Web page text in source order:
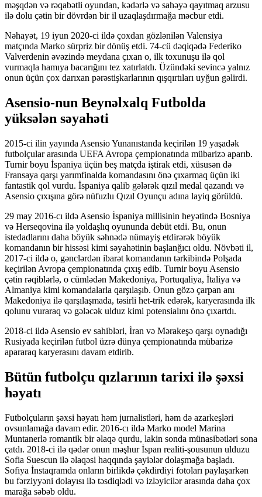
məşqdən və rəqabətli oyundan, kədərlə və sahəyə qayıtmaq arzusu
ilə dolu çətin bir dövrdən bir il uzaqlaşdırmağa məcbur etdi.
Nəhayət, 19 iyun 2020-ci ildə çoxdan gözlənilən Valensiya
matçında Marko sürpriz bir dönüş etdi. 74-cü dəqiqədə Federiko
Valverdenin əvəzində meydana çıxan o, ilk toxunuşu ilə qol
vurmaqla hamıya bacarığını tez xatırlatdı. Üzündəki sevincə yalnız
onun üçün çox darıxan pərəstişkarlarının qışqırtıları uyğun gəlirdi.
Asensio-nun Beynəlxalq Futbolda
yüksələn səyahəti
2015-ci ilin yayında Asensio Yunanıstanda keçirilən 19 yaşadək
futbolçular arasında UEFA Avropa çempionatında mübarizə aparıb.
Turnir boyu İspaniya üçün beş matçda iştirak etdi, xüsusən də
Fransaya qarşı yarımfinalda komandasını önə çıxarmaq üçün iki
fantastik qol vurdu. İspaniya qalib gələrək qızıl medal qazandı və
Asensio çıxışına görə nüfuzlu Qızıl Oyunçu adına layiq görüldü.
29 may 2016-cı ildə Asensio İspaniya millisinin heyətində Bosniya
və Herseqovina ilə yoldaşlıq oyununda debüt etdi. Bu, onun
istedadlarını daha böyük səhnədə nümayiş etdirərək böyük
komandanın bir hissəsi kimi səyahətinin başlanğıcı oldu. Növbəti il,
2017-ci ildə o, gənclərdən ibarət komandanın tərkibində Polşada
keçirilən Avropa çempionatında çıxış edib. Turnir boyu Asensio
çətin rəqiblərlə, o cümlədən Makedoniya, Portuqaliya, İtaliya və
Almaniya kimi komandalarla qarşılaşıb. Onun gözə çarpan anı
Makedoniya ilə qarşılaşmada, təsirli het-trik edərək, karyerasında ilk
qolunu vuraraq və gələcək ulduz kimi potensialını önə çıxartdı.
2018-ci ildə Asensio ev sahibləri, İran və Mərakeşə qarşı oynadığı
Rusiyada keçirilən futbol üzrə dünya çempionatında mübarizə
apararaq karyerasını davam etdirib.
Bütün futbolçu qızlarının tarixi ilə şəxsi
həyatı
Futbolçuların şəxsi həyatı həm jurnalistləri, həm də azarkeşləri
ovsunlamağa davam edir. 2016-cı ildə Marko model Marina
Muntanerlə romantik bir əlaqə qurdu, lakin sonda münasibətləri sona
çatdı. 2018-ci ilə qədər onun məşhur İspan realiti-şousunun ulduzu
Sofia Suescun ilə əlaqəsi haqqında şayiələr dolaşmağa başladı.
Sofiya İnstaqramda onların birlikdə çəkdirdiyi fotoları paylaşarkən
bu fərziyyəni dolayısı ilə təsdiqlədi və izləyicilər arasında daha çox
marağa səbəb oldu.